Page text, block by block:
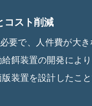
コスト削減
要で、人件費が大
餌装置の開発によ
装置を設計したこ